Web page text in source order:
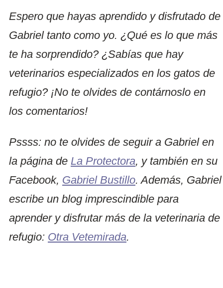
Espero que hayas aprendido y disfrutado de
Gabriel tanto como yo. ¿Qué es lo que más
te ha sorprendido? ¿Sabías que hay
veterinarios especializados en los gatos de
refugio? ¡No te olvides de contárnoslo en
los comentarios!
Pssss: no te olvides de seguir a Gabriel en
la página de La Protectora, y también en su
Facebook, Gabriel Bustillo. Además, Gabriel
escribe un blog imprescindible para
aprender y disfrutar más de la veterinaria de
refugio: Otra Vetemirada.